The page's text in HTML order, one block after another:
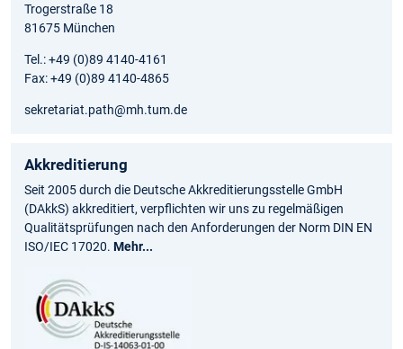
Trogerstraße 18
81675 München
Tel.: +49 (0)89 4140-4161
Fax: +49 (0)89 4140-4865
sekretariat.path@mh.tum.de
Akkreditierung
Seit 2005 durch die Deutsche Akkreditierungsstelle GmbH
(DAkkS) akkreditiert, verpflichten wir uns zu regelmäßigen
Qualitätsprüfungen nach den Anforderungen der Norm DIN EN
ISO/IEC 17020. Mehr...